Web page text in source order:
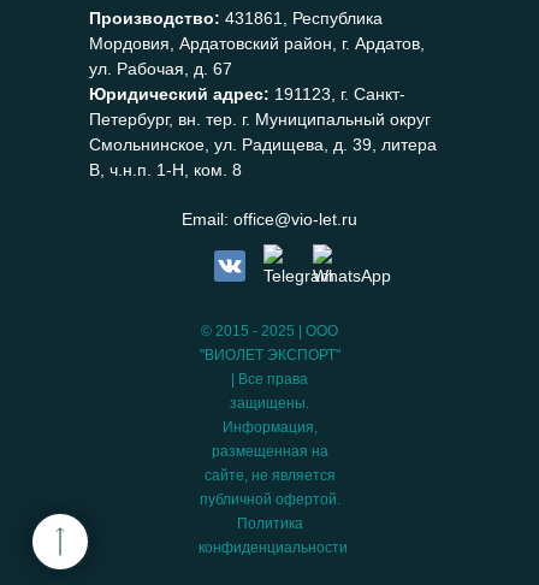
Производство: 431861, Республика
Мордовия, Ардатовский район, г. Ардатов,
ул. Рабочая, д. 67
Юридический адрес: 191123, г. Санкт-
Петербург, вн. тер. г. Муниципальный округ
Смольнинское, ул. Радищева, д. 39, литера
В, ч.н.п. 1-Н, ком. 8
Email: office@vio-let.ru
© 2015 - 2025 | ООО
"ВИОЛЕТ ЭКСПОРТ"
| Все права
защищены.
Информация,
размещенная на
сайте, не является
публичной офертой.
Политика
конфиденциальности